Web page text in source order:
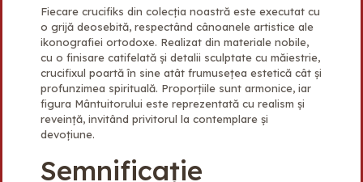
k n s
t
p
z
Fiecare crucifiks din colecția noastră este executat cu
o grijă deosebită, respectând cânoanele artistice ale
ikonografiei ortodoxe. Realizat din materiale nobile,
cu o finisare catifelată și detalii sculptate cu măiestrie,
crucifixul poartă în sine atât frumusețea estetică cât și
profunzimea spirituală. Proporțiile sunt armonice, iar
figura Mântuitorului este reprezentată cu realism și
reveință, invitând privitorul la contemplare și
devoțiune.
Semnificație